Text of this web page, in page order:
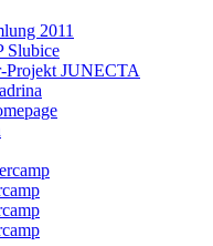
2011
Slubice
Projekt JUNECTA